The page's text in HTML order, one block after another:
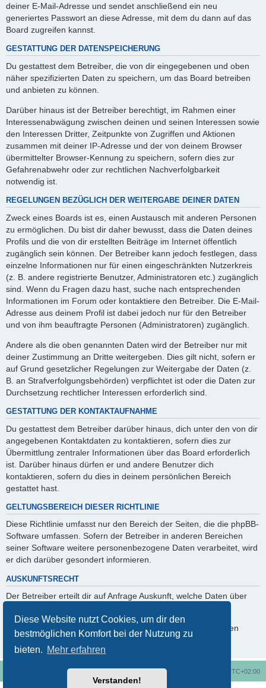
Diese Website nutzt Cookies, um dir den
bestmöglichen Komfort bei der Nutzung zu
bieten. Mehr erfahren
Verstanden!
deiner E-Mail-Adresse und sendet anschließend ein neu
generiertes Passwort an diese Adresse, mit dem du dann auf das
Board zugreifen kannst.
GESTATTUNG DER DATENSPEICHERUNG
Du gestattest dem Betreiber, die von dir eingegebenen und oben
näher spezifizierten Daten zu speichern, um das Board betreiben
und anbieten zu können.
Darüber hinaus ist der Betreiber berechtigt, im Rahmen einer
Interessenabwägung zwischen deinen und seinen Interessen sowie
den Interessen Dritter, Zeitpunkte von Zugriffen und Aktionen
zusammen mit deiner IP-Adresse und der von deinem Browser
übermittelter Browser-Kennung zu speichern, sofern dies zur
Gefahrenabwehr oder zur rechtlichen Nachverfolgbarkeit
notwendig ist.
REGELUNGEN BEZÜGLICH DER WEITERGABE DEINER DATEN
Zweck eines Boards ist es, einen Austausch mit anderen Personen
zu ermöglichen. Du bist dir daher bewusst, dass die Daten deines
Profils und die von dir erstellten Beiträge im Internet öffentlich
zugänglich sein können. Der Betreiber kann jedoch festlegen, dass
einzelne Informationen nur für einen eingeschränkten Nutzerkreis
(z. B. andere registrierte Benutzer, Administratoren etc.) zugänglich
sind. Wenn du Fragen dazu hast, suche nach entsprechenden
Informationen im Forum oder kontaktiere den Betreiber. Die E-Mail-
Adresse aus deinem Profil ist dabei jedoch nur für den Betreiber
und von ihm beauftragte Personen (Administratoren) zugänglich.
Andere als die oben genannten Daten wird der Betreiber nur mit
deiner Zustimmung an Dritte weitergeben. Dies gilt nicht, sofern er
auf Grund gesetzlicher Regelungen zur Weitergabe der Daten (z.
B. an Strafverfolgungsbehörden) verpflichtet ist oder die Daten zur
Durchsetzung rechtlicher Interessen erforderlich sind.
GESTATTUNG DER KONTAKTAUFNAHME
Du gestattest dem Betreiber darüber hinaus, dich unter den von dir
angegebenen Kontaktdaten zu kontaktieren, sofern dies zur
Übermittlung zentraler Informationen über das Board erforderlich
ist. Darüber hinaus dürfen er und andere Benutzer dich
kontaktieren, sofern du dies in deinem persönlichen Bereich
gestattet hast.
GELTUNGSBEREICH DIESER RICHTLINIE
Diese Richtlinie umfasst nur den Bereich der Seiten, die die phpBB-
Software umfassen. Sofern der Betreiber in anderen Bereichen
seiner Software weitere personenbezogene Daten verarbeitet, wird
er dich darüber gesondert informieren.
AUSKUNFTSRECHT
Der Betreiber erteilt dir auf Anfrage Auskunft, welche Daten über
Du kannst jederzeit die Löschung bzw. Sperrung deiner Daten
verlangen. Kontaktiere hierzu bitte den Betreiber.
Foren-Übersicht UTC+02:00
Alle Cookies löschen